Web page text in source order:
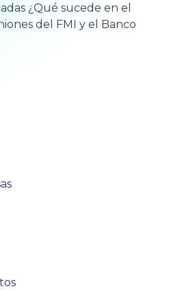
¿Qué sucede en el
del FMI y el Banco